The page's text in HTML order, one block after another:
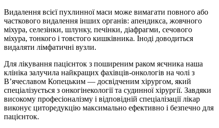
Видалення всієї пухлинної маси може вимагати повного або
часткового видалення інших органів: апендикса, жовчного
міхура, селезінки, шлунку, печінки, діафрагми, сечового
міхура, тонкого і товстого кишківника. Іноді доводиться
видаляти лімфатичні вузли.
Для лікування пацієнток з поширеним раком яєчника наша
клініка залучила найкращих фахівців-онкологів на чолі з
В’ячеславом Копецьким — досвідченим хірургом, який
спеціалізується з онкогінекології та судинної хірургії. Завдяки
високому професіоналізму і відповідній спеціалізації лікар
виконує циторедукцію максимально ефективно і безпечно для
пацієнток.